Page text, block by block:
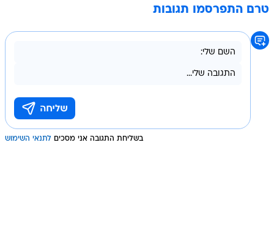
טרם התפרסמו תגובות
בשליחת התגובה אני מסכים לתנאי השימוש